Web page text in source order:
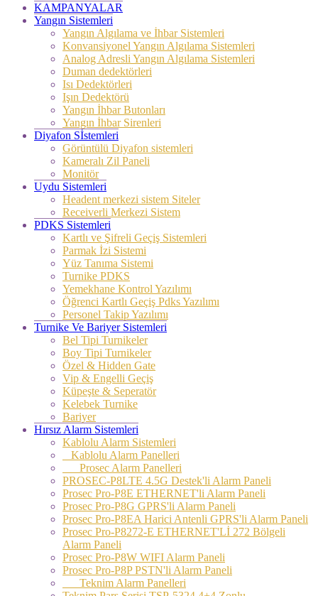
KAMPANYALAR
Yangın Sistemleri
Yangın Algılama ve İhbar Sistemleri
Konvansiyonel Yangın Algılama Sistemleri
Analog Adresli Yangın Algılama Sistemleri
Duman dedektörleri
Isı Dedektörleri
Işın Dedektörü
Yangın İhbar Butonları
Yangın İhbar Sirenleri
Diyafon Sİstemleri
Görüntülü Diyafon sistemleri
Kameralı Zil Paneli
Monitör
Uydu Sistemleri
Headent merkezi sistem Siteler
Receiverli Merkezi Sistem
PDKS Sistemleri
Kartlı ve Şifreli Geçiş Sistemleri
Parmak İzi Sistemi
Yüz Tanıma Sistemi
Turnike PDKS
Yemekhane Kontrol Yazılımı
Öğrenci Kartlı Geçiş Pdks Yazılımı
Personel Takip Yazılımı
Turnike Ve Bariyer Sistemleri
Bel Tipi Turnikeler
Boy Tipi Turnikeler
Özel & Hidden Gate
Vip & Engelli Geçiş
Küpeşte & Seperatör
Kelebek Turnike
Bariyer
Hırsız Alarm Sistemleri
Kablolu Alarm Sistemleri
Kablolu Alarm Panelleri
Prosec Alarm Panelleri
PROSEC-P8LTE 4.5G Destek'li Alarm Paneli
Prosec Pro-P8E ETHERNET'li Alarm Paneli
Prosec Pro-P8G GPRS'li Alarm Paneli
Prosec Pro-P8EA Harici Antenli GPRS'li Alarm Paneli
Prosec Pro-P8272-E ETHERNET'Lİ 272 Bölgeli
Alarm Paneli
Prosec Pro-P8W WIFI Alarm Paneli
Prosec Pro-P8P PSTN'li Alarm Paneli
Teknim Alarm Panelleri